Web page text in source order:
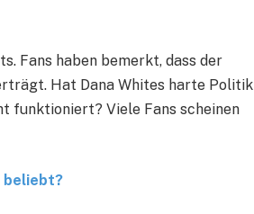
Fans haben bemerkt, dass der
Hat Dana Whites harte Politik
funktioniert? Viele Fans scheinen
beliebt?